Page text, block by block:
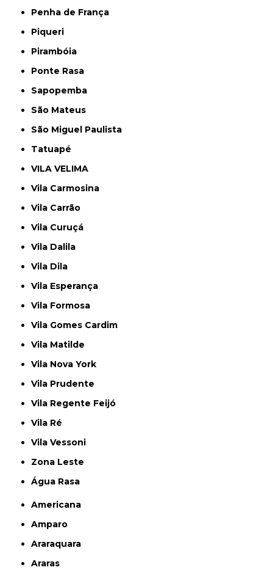
Penha de França
Piqueri
Pirambóia
Ponte Rasa
Sapopemba
São Mateus
São Miguel Paulista
Tatuapé
VILA VELIMA
Vila Carmosina
Vila Carrão
Vila Curuçá
Vila Dalila
Vila Dila
Vila Esperança
Vila Formosa
Vila Gomes Cardim
Vila Matilde
Vila Nova York
Vila Prudente
Vila Regente Feijó
Vila Ré
Vila Vessoni
Zona Leste
Água Rasa
Americana
Amparo
Araraquara
Araras